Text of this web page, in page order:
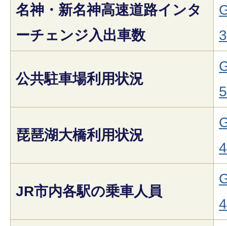
名神・新名神高速道路インタ
ーチェンジ入出車数
公共駐車場利用状況
琵琶湖大橋利用状況
JR市内各駅の乗車人員